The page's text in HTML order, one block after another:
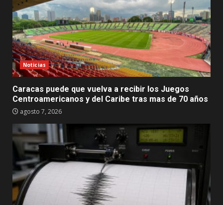
Noticias
Caracas puede que vuelva a recibir los Juegos
Centroamericanos y del Caribe tras mas de 70 años
agosto 7, 2026